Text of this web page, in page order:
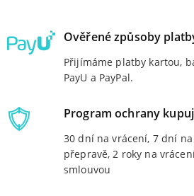
Ověřené způsoby
Přijímáme platby kartou,
PayU a PayPal.
Program ochrany
30 dní na vrácení, 7 dní
přepravě, 2 roky na
smlouvou